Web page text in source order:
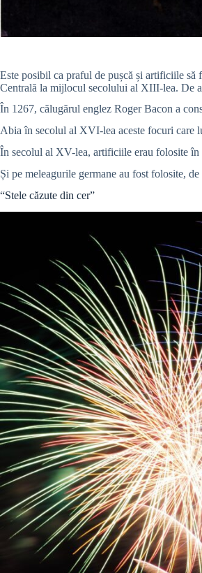
Este posibil ca praful de pușcă și artificiile
Centrală la mijlocul secolului al XIII-lea. De
În 1267, călugărul englez Roger Bacon a
Abia în secolul al XVI-lea aceste focuri care
În secolul al XV-lea, artificiile erau folosite în
Și pe meleagurile germane au fost folosite,
“Stele căzute din cer”